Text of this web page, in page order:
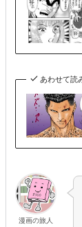
あわせて読
漫画の旅人